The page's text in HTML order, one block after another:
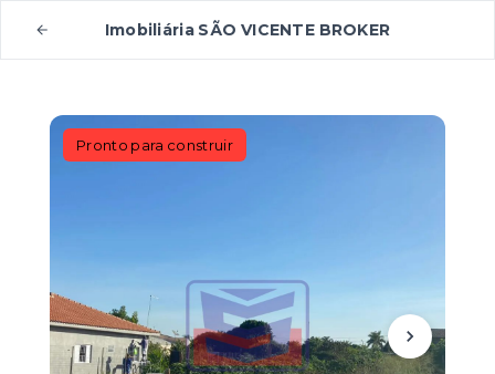
Imobiliária SÃO VICENTE BROKER
Pronto para construir